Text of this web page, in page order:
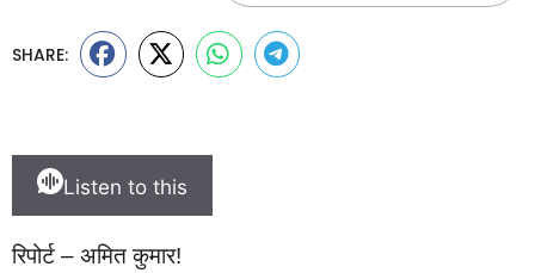
SHARE:
Listen to this
रिपोर्ट – अमित कुमार!